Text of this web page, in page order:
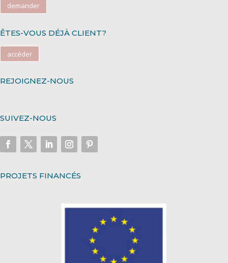
demander
ÊTES-VOUS DÉJÀ CLIENT?
accéder
REJOIGNEZ-NOUS
SUIVEZ-NOUS
PROJETS FINANCÉS